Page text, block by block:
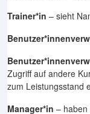
Trainer*in – sieht
Zugriff auf andere
zum Leistungsstand
Manager*in – haben